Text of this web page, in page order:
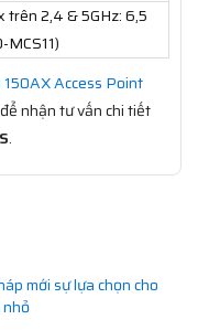
trên 2,4 & 5GHz: 6,5
Access Point
nhận tư vấn chi tiết
.
mới sự lựa chọn cho